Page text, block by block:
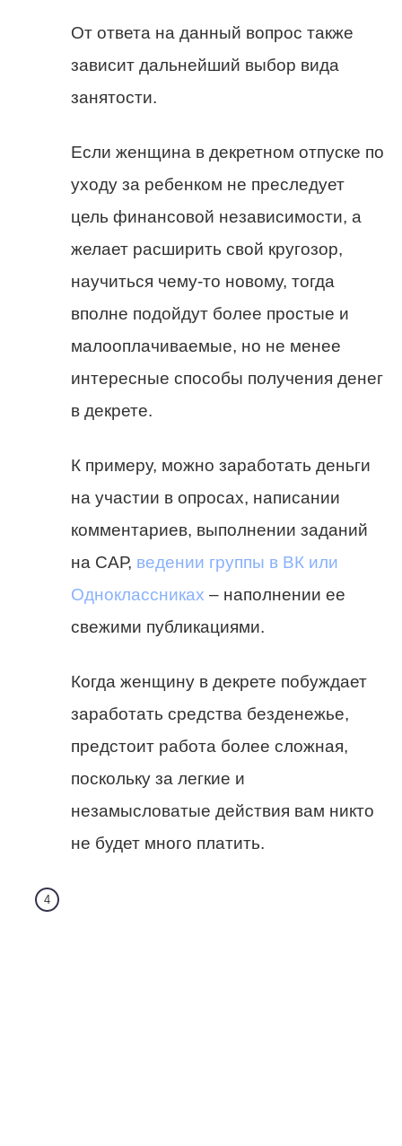
От ответа на данный вопрос также
зависит дальнейший выбор вида
занятости.
Если женщина в декретном отпуске по
уходу за ребенком не преследует
цель финансовой независимости, а
желает расширить свой кругозор,
научиться чему-то новому, тогда
вполне подойдут более простые и
малооплачиваемые, но не менее
интересные способы получения денег
в декрете.
К примеру, можно заработать деньги
на участии в опросах, написании
комментариев, выполнении заданий
на САР, ведении группы в ВК или
Одноклассниках – наполнении ее
свежими публикациями.
Когда женщину в декрете побуждает
заработать средства безденежье,
предстоит работа более сложная,
поскольку за легкие и
незамысловатые действия вам никто
не будет много платить.